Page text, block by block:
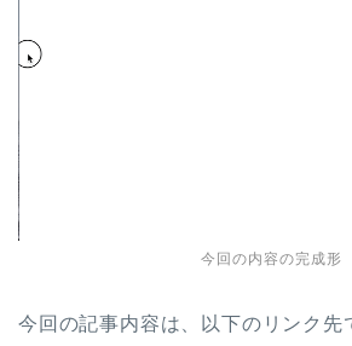
今回の内容の完成形
今回の記事内容は、以下のリンク先